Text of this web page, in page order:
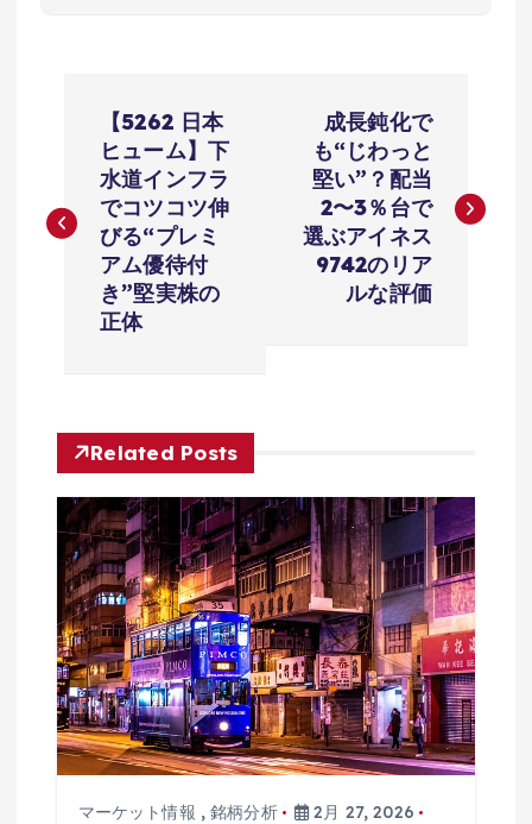
ナ
シ
ョ
ン
【5262 日本
ヒューム】下
水道インフラ
でコツコツ伸
びる“プレミ
アム優待付
き”堅実株の
正体
成長鈍化で
も“じわっと
堅い”？配当
2〜3％台で
選ぶアイネス
9742のリア
ルな評価
Related Posts
マーケット情報 ,銘柄分析
2月 27, 2026